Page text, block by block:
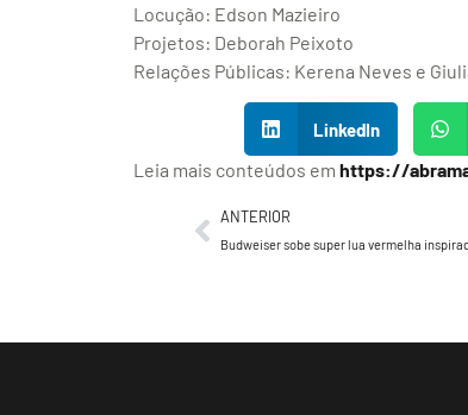
Locução: Edson Mazieiro
Projetos: Deborah Peixoto
Relações Públicas: Kerena Neves e
LinkedIn
Leia mais conteúdos em https://
ANTERIOR